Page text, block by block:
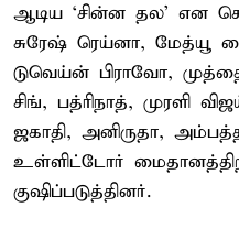
ஆடிய ‘சின்ன தல’ என
சுரேஷ் ரெய்னா,
டுவெய்ன் பிராவோ,
சிங், பத்ரிநாத், முரளி
ஜகாதி, அனிருதா,
உள்ளிட்டோர்
குஷிப்படுத்தினர்.